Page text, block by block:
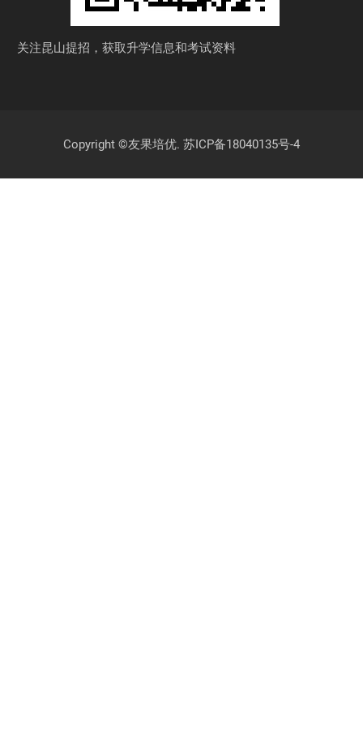
关注昆山提招，获取升学信息和考试资料
Copyright ©友果培优. 苏ICP备18040135号-4